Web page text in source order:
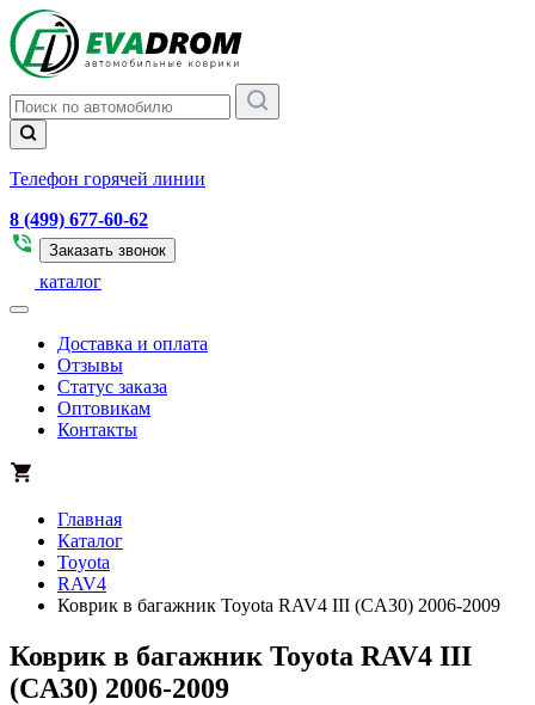
Телефон горячей линии
8 (499) 677-60-62
Заказать звонок
каталог
Доставка и оплата
Отзывы
Статус заказа
Оптовикам
Контакты
Главная
Каталог
Toyota
RAV4
Коврик в багажник Toyota RAV4 III (CA30) 2006-2009
Коврик в багажник Toyota RAV4 III
(CA30) 2006-2009